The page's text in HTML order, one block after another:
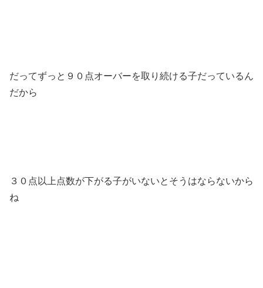
だってずっと９０点オーバーを取り続ける子だっているん
だから
３０点以上点数が下がる子がいないとそうはならないから
ね